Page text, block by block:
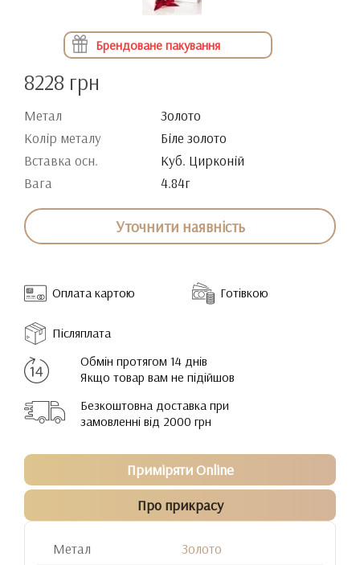
Брендоване пакування
8228 грн
Метал
Золото
Колір металу
Біле золото
Вставка осн.
Куб. Цирконій
Вага
4.84г
Уточнити наявність
Оплата картою Готівкою
Післяплата
Обмін протягом 14 днів
Якщо товар вам не підійшов
Безкоштовна доставка при
замовленні від 2000 грн
Приміряти Online
Про прикрасу
Метал
Золото